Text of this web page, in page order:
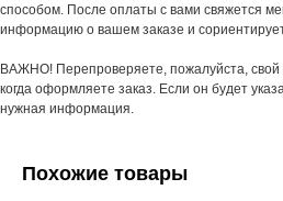
способом. После оплаты с вами свяжется
информацию о вашем заказе и
ВАЖНО! Перепроверяете, пожалуйста,
когда оформляете заказ. Если он будет
нужная информация.
Похожие товары